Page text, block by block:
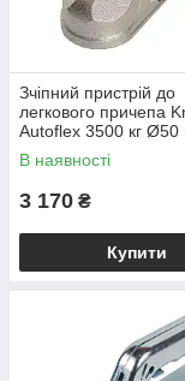
Зчіпний пристрій до
легкового причепа
Autoflex 3500 кг
6E0018.002
мм
В наявності
3 170 ₴
Купити